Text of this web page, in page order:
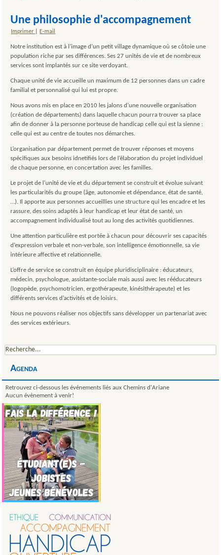
Une philosophie d'accompagnement
Imprimer |E-mail
Notre institution est à l’image d’un petit village dynamique où se côtoie une
population riche par ses différences. Ses 27 unités de vie et de nombreux
services sont implantés sur ce site verdoyant.
Chaque unité de vie accueille un maximum de 12 personnes dans un cadre
familial et personnalisé qui lui est propre.
Nous avons mis en place en 2010 les jalons d’une nouvelle organisation
(création de départements) dans laquelle chacun pourra trouver sa place
afin de donner à la personne porteuse de handicap celle qui est la sienne :
celle qui est au centre de toutes nos démarches.
L’organisation par département permet de trouver réponses et moyens
spécifiques aux besoins idnetifiés lors de l’élaboration du projet individuel
de chaque personne, en concertation avec les familles.
Le projet de l’unité de vie et du département se construit et évolue suivant
les particularités du groupe (âge, autonomie et dépendance, état de santé,
…). Il apporte aux personnes accueillies une structure qui les encadre et les
rassure, des soins adaptés à leur handicap et leur état de santé, un
accompagnement individualisé tout au long des activités quotidiennes.
Une attention particulière est portée à chacun pour découvrir ses capacités
d’expression verbale et non-verbale, son intelligence émotionnelle, sa vie
intérieure affective et relationnelle.
L’offre de service se construit en équipe pluridisciplinaire : éducateurs,
médecin, psychologue, assistante-sociale mais aussi avec les rééducateurs
(logopède, psychomotricien, ergothérapeute, kinésithérapeute) et les
différents services d’activités et de loisirs.
Nous ne pouvons réaliser nos objectifs sans développer un partenariat avec
des services extérieurs.
Agenda
Retrouvez ci-dessous les événements liés aux Chemins d'Ariane
Aucun évènement à venir!